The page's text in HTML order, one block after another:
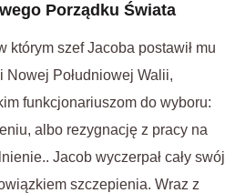
Porządku Świata
którym szef Jacoba postawił mu
Południowej Walii,
funkcjonariuszom do wyboru:
albo rezygnację z pracy na
Jacob wyczerpał cały swój
szczepienia. Wraz z